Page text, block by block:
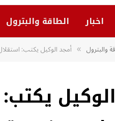
اخبار الطاقة والبترول
والبترول » أمجد الوكيل يكتب: